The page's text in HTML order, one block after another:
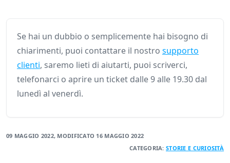
Se hai un dubbio o semplicemente hai bisogno di
chiarimenti, puoi contattare il nostro supporto
clienti, saremo lieti di aiutarti, puoi scriverci,
telefonarci o aprire un ticket dalle 9 alle 19.30 dal
lunedì al venerdì.
09 MAGGIO 2022, MODIFICATO 16 MAGGIO 2022
CATEGORIA:STORIE E CURIOSITÀ